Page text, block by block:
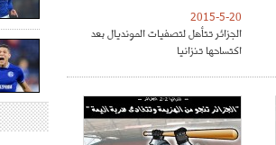
2015-5-20
الجزائر تتأهل لتصفيات المونديال بعد
اكتساحها تنزانيا